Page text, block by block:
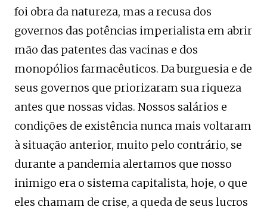
foi obra da natureza, mas a recusa dos
governos das potências imperialista em abrir
mão das patentes das vacinas e dos
monopólios farmacêuticos. Da burguesia e de
seus governos que priorizaram sua riqueza
antes que nossas vidas. Nossos salários e
condições de existência nunca mais voltaram
à situação anterior, muito pelo contrário, se
durante a pandemia alertamos que nosso
inimigo era o sistema capitalista, hoje, o que
eles chamam de crise, a queda de seus lucros